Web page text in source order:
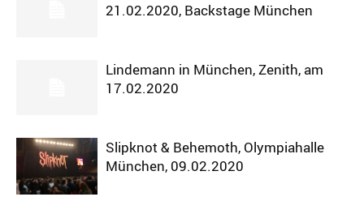
21.02.2020, Backstage München
Lindemann in München, Zenith, am
17.02.2020
Slipknot & Behemoth, Olympiahalle
München, 09.02.2020